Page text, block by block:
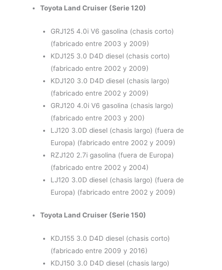
Toyota Land Cruiser (Serie 120)
GRJ125 4.0i V6 gasolina (chasis corto)
(fabricado entre 2003 y 2009)
KDJ125 3.0 D4D diesel (chasis corto)
(fabricado entre 2002 y 2009)
KDJ120 3.0 D4D diesel (chasis largo)
(fabricado entre 2002 y 2009)
GRJ120 4.0i V6 gasolina (chasis largo)
(fabricado entre 2003 y 200)
LJ120 3.0D diesel (chasis largo) (fuera de
Europa) (fabricado entre 2002 y 2009)
RZJ120 2.7i gasolina (fuera de Europa)
(fabricado entre 2002 y 2004)
LJ120 3.0D diesel (chasis largo) (fuera de
Europa) (fabricado entre 2002 y 2009)
Toyota Land Cruiser (Serie 150)
KDJ155 3.0 D4D diesel (chasis corto)
(fabricado entre 2009 y 2016)
KDJ150 3.0 D4D diesel (chasis largo)